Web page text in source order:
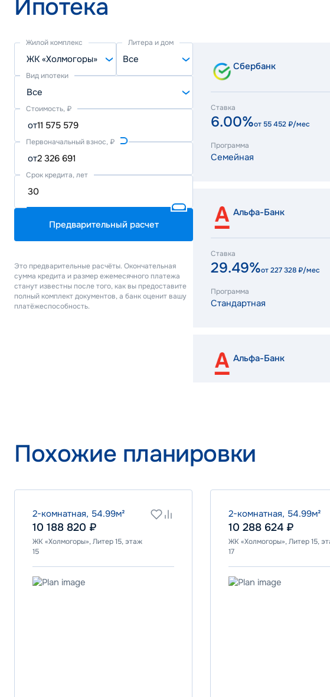
Ипотека
Жилой комплекс
ЖК «Холмогоры»
Литера и дом
Все
Вид ипотеки
Все
Стоимость, ₽
от
Первоначальный взнос, ₽
от
Срок кредита, лет
Предварительный расчет
Это предварительные расчёты. Окончательная
сумма кредита и размер ежемесячного платежа
станут известны после того, как вы предоставите
полный комплект документов, а банк оценит вашу
платёжеспособность.
Сбербанк
Ставка
6.00%от 55 452₽/мес
Программа
Семейная
Альфа-Банк
Ставка
29.49%от227 328₽/мес
Программа
Стандартная
Альфа-Банк
IT ипотека
Ставка
24.00%
Программа
Похожие планировки
2-комнатная, 54.99м²
10 188 820 ₽
ЖК «Холмогоры», Литер 15, этаж
15
2-комнатная, 54.99м²
10 288 624 ₽
ЖК «Холмогоры», Литер 15,
17